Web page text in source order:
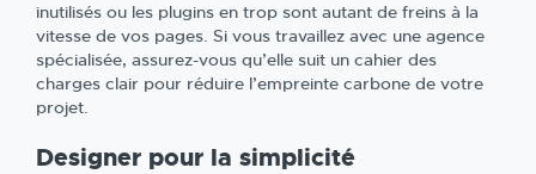
inutilisés ou les plugins en trop sont autant de freins à la
vitesse de vos pages. Si vous travaillez avec une agence
spécialisée, assurez-vous qu’elle suit un cahier des
charges clair pour réduire l’empreinte carbone de votre
projet.
Designer pour la simplicité